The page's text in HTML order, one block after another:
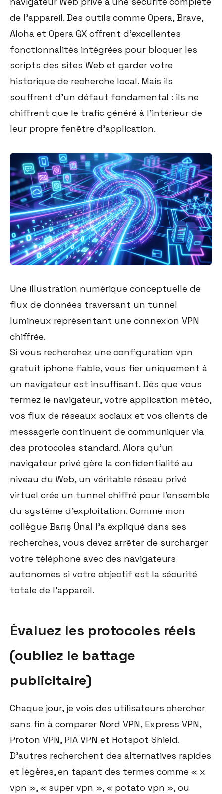
de l'appareil. Des outils comme Opera, Brave,
Aloha et Opera GX offrent d'excellentes
fonctionnalités intégrées pour bloquer les
scripts des sites Web et garder votre
historique de recherche local. Mais ils
souffrent d'un défaut fondamental : ils ne
chiffrent que le trafic généré à l'intérieur de
leur propre fenêtre d'application.
Une illustration numérique conceptuelle de
flux de données traversant un tunnel
lumineux représentant une connexion VPN
chiffrée.
Si vous recherchez une configuration vpn
gratuit iphone fiable, vous fier uniquement à
un navigateur est insuffisant. Dès que vous
fermez le navigateur, votre application météo,
vos flux de réseaux sociaux et vos clients de
messagerie continuent de communiquer via
des protocoles standard. Alors qu'un
navigateur privé gère la confidentialité au
niveau du Web, un véritable réseau privé
virtuel crée un tunnel chiffré pour l'ensemble
du système d'exploitation. Comme mon
collègue Barış Ünal l'a expliqué dans ses
recherches, vous devez arrêter de surcharger
votre téléphone avec des navigateurs
autonomes si votre objectif est la sécurité
totale de l'appareil.
Évaluez les protocoles réels
(oubliez le battage
publicitaire)
Chaque jour, je vois des utilisateurs chercher
sans fin à comparer Nord VPN, Express VPN,
Proton VPN, PIA VPN et Hotspot Shield.
D'autres recherchent des alternatives rapides
et légères, en tapant des termes comme « x
vpn », « super vpn », « potato vpn », ou